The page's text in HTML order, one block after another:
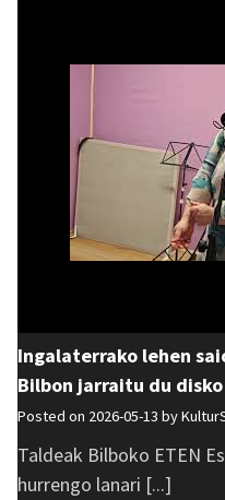
Ingalaterrako lehen
Bilbon jarraitu du
Posted on 2026-05-13 by
Taldeak Bilboko ETEN
hurrengo lanari [...]